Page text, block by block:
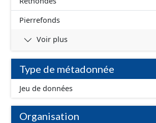
Pierrefonds
Voir plus
Type de métadonnée
Jeu de données
Organisation